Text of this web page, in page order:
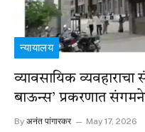
न्यायालय
व्यावसायिक व्यवहाराचा
बाऊन्स’ प्रकरणात
By अनंत पांगारकर May 17, 2026